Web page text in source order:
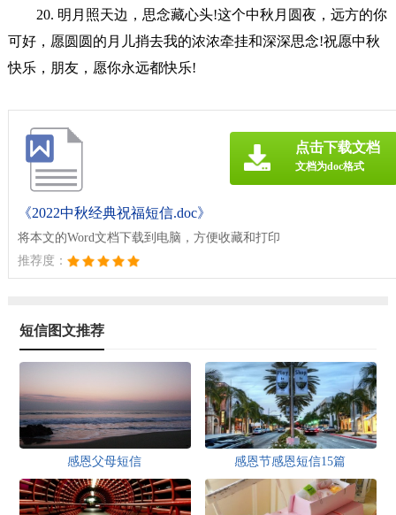
20. 明月照天边，思念藏心头!这个中秋月圆夜，远方的你
可好，愿圆圆的月儿捎去我的浓浓牵挂和深深思念!祝愿中秋
快乐，朋友，愿你永远都快乐!
《2022中秋经典祝福短信.doc》
将本文的Word文档下载到电脑，方便收藏和打印
推荐度：
点击下载文档
文档为doc格式
短信图文推荐
感恩父母短信 感恩节感恩短信15篇